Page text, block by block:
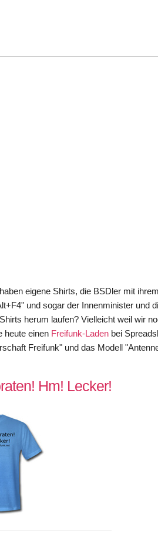
eigene Shirts, die BSDler mit
und sogar der Innenminister und
herum laufen? Vielleicht weil wir
heute einen Freifunk-Laden bei
Freifunk" und das Modell
Hm! Lecker!